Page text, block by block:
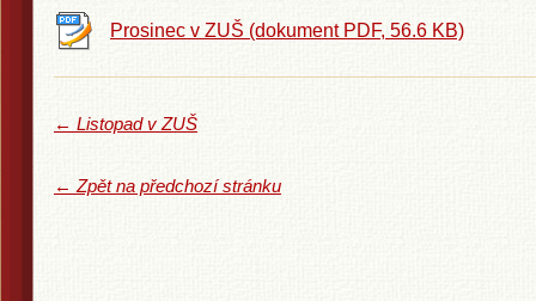
Prosinec v ZUŠ (dokument PDF, 56.6 KB)
← Listopad v ZUŠ
← Zpět na předchozí stránku